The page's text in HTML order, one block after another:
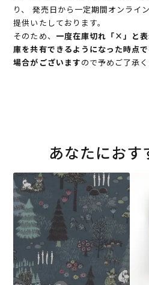
り、 発売日から一定期間オンライ
提供いたしております。
そのため、 一度在庫切れ「×」と
庫を共有できるようになった時点
場合がございますので予めご了承く
あなたにおす